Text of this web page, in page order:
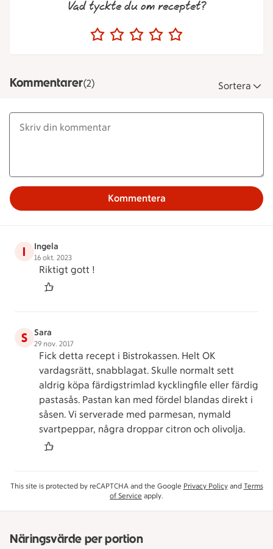
Vad tyckte du om receptet?
Kommentarer(2) Sortera
Kommentera
I Ingela
16 okt. 2023
Riktigt gott !
S Sara
29 nov. 2017
Fick detta recept i Bistrokassen. Helt OK
vardagsrätt, snabblagat. Skulle normalt sett
aldrig köpa färdigstrimlad kycklingfile eller färdig
pastasås. Pastan kan med fördel blandas direkt i
såsen. Vi serverade med parmesan, nymald
svartpeppar, några droppar citron och olivolja.
This site is protected by reCAPTCHA and the Google Privacy Policyand Terms
of Service apply.
Näringsvärde per portion